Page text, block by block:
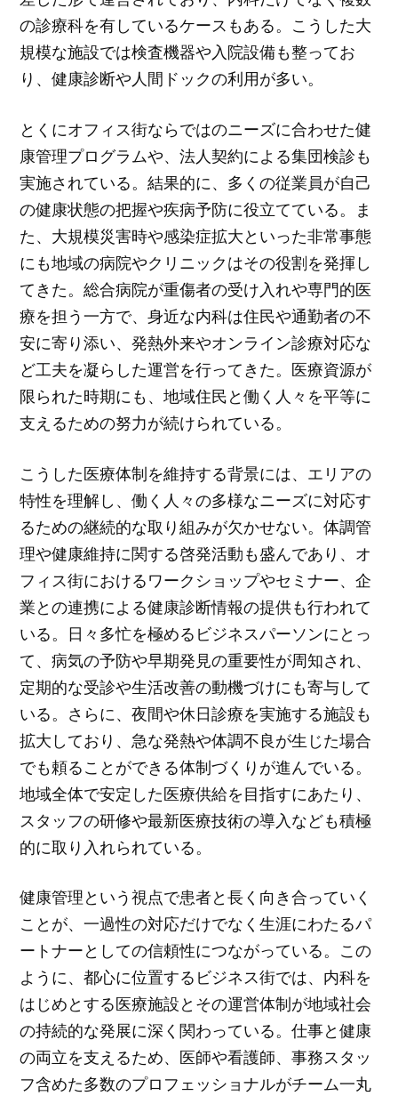
の診療科を有しているケースもある。こうした大
規模な施設では検査機器や入院設備も整ってお
り、健康診断や人間ドックの利用が多い。
とくにオフィス街ならではのニーズに合わせた健
康管理プログラムや、法人契約による集団検診も
実施されている。結果的に、多くの従業員が自己
の健康状態の把握や疾病予防に役立てている。ま
た、大規模災害時や感染症拡大といった非常事態
にも地域の病院やクリニックはその役割を発揮し
てきた。総合病院が重傷者の受け入れや専門的医
療を担う一方で、身近な内科は住民や通勤者の不
安に寄り添い、発熱外来やオンライン診療対応な
ど工夫を凝らした運営を行ってきた。医療資源が
限られた時期にも、地域住民と働く人々を平等に
支えるための努力が続けられている。
こうした医療体制を維持する背景には、エリアの
特性を理解し、働く人々の多様なニーズに対応す
るための継続的な取り組みが欠かせない。体調管
理や健康維持に関する啓発活動も盛んであり、オ
フィス街におけるワークショップやセミナー、企
業との連携による健康診断情報の提供も行われて
いる。日々多忙を極めるビジネスパーソンにとっ
て、病気の予防や早期発見の重要性が周知され、
定期的な受診や生活改善の動機づけにも寄与して
いる。さらに、夜間や休日診療を実施する施設も
拡大しており、急な発熱や体調不良が生じた場合
でも頼ることができる体制づくりが進んでいる。
地域全体で安定した医療供給を目指すにあたり、
スタッフの研修や最新医療技術の導入なども積極
的に取り入れられている。
健康管理という視点で患者と長く向き合っていく
ことが、一過性の対応だけでなく生涯にわたるパ
ートナーとしての信頼性につながっている。この
ように、都心に位置するビジネス街では、内科を
はじめとする医療施設とその運営体制が地域社会
の持続的な発展に深く関わっている。仕事と健康
の両立を支えるため、医師や看護師、事務スタッ
フ含めた多数のプロフェッショナルがチーム一丸